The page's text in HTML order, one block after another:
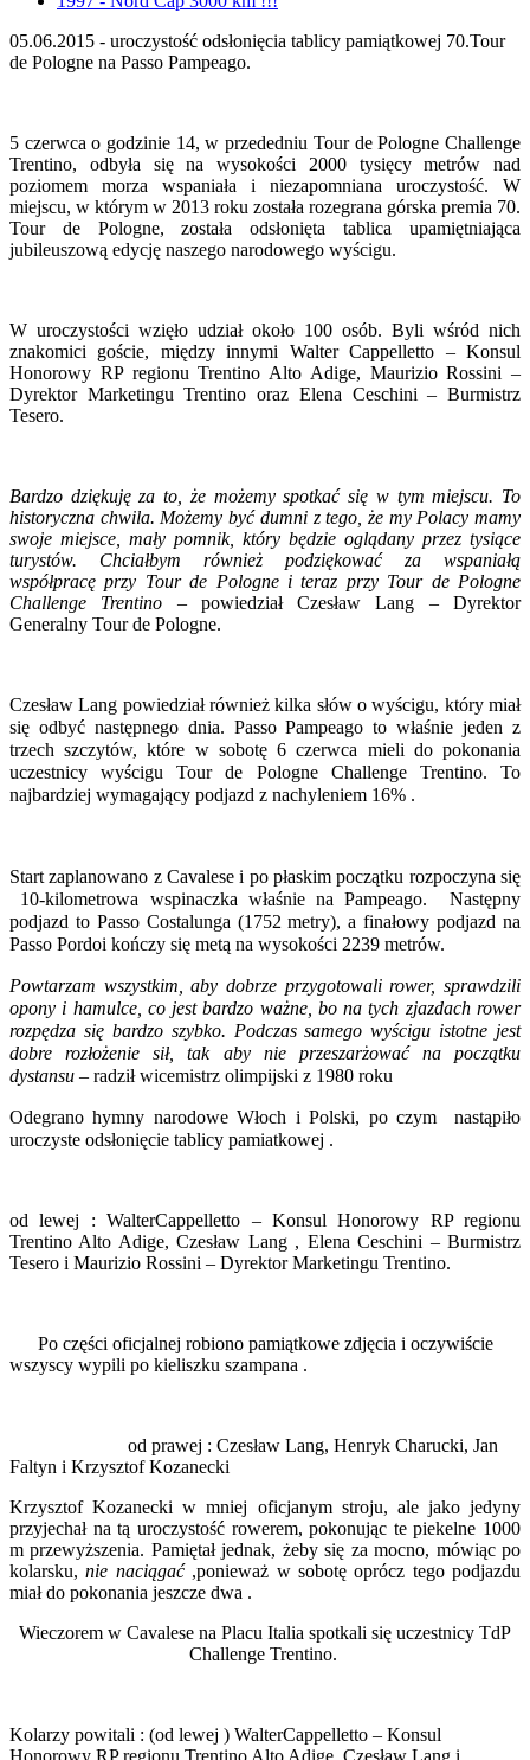
05.06.2015 - uroczystość odsłonięcia tablicy pamiątkowej 70.Tour
de Pologne na Passo Pampeago.
5 czerwca o godzinie 14, w przededniu Tour de Pologne Challenge
Trentino, odbyła się na wysokości 2000 tysięcy metrów nad
poziomem morza wspaniała i niezapomniana uroczystość. W
miejscu, w którym w 2013 roku została rozegrana górska premia 70.
Tour de Pologne, została odsłonięta tablica upamiętniająca
jubileuszową edycję naszego narodowego wyścigu.
W uroczystości wzięło udział około 100 osób. Byli wśród nich
znakomici goście, między innymi Walter Cappelletto – Konsul
Honorowy RP regionu Trentino Alto Adige, Maurizio Rossini –
Dyrektor Marketingu Trentino oraz Elena Ceschini – Burmistrz
Tesero.
Bardzo dziękuję za to, że możemy spotkać się w tym miejscu. To
historyczna chwila. Możemy być dumni z tego, że my Polacy mamy
swoje miejsce, mały pomnik, który będzie oglądany przez tysiące
turystów. Chciałbym również podziękować za wspaniałą
współpracę przy Tour de Pologne i teraz przy Tour de Pologne
Challenge Trentino – powiedział Czesław Lang – Dyrektor
Generalny Tour de Pologne.
Czesław Lang powiedział również kilka słów o wyścigu, który miał
się odbyć następnego dnia. Passo Pampeago to właśnie jeden z
trzech szczytów, które w sobotę 6 czerwca mieli do pokonania
uczestnicy wyścigu Tour de Pologne Challenge Trentino. To
najbardziej wymagający podjazd z nachyleniem 16% .
Start zaplanowano z Cavalese i po płaskim początku rozpoczyna się
10-kilometrowa wspinaczka właśnie na Pampeago. Następny
podjazd to Passo Costalunga (1752 metry), a finałowy podjazd na
Passo Pordoi kończy się metą na wysokości 2239 metrów.
Powtarzam wszystkim, aby dobrze przygotowali rower, sprawdzili
opony i hamulce, co jest bardzo ważne, bo na tych zjazdach rower
rozpędza się bardzo szybko. Podczas samego wyścigu istotne jest
dobre rozłożenie sił, tak aby nie przeszarżować na początku
dystansu – radził wicemistrz olimpijski z 1980 roku
Odegrano hymny narodowe Włoch i Polski, po czym nastąpiło
uroczyste odsłonięcie tablicy pamiatkowej .
od lewej : WalterCappelletto – Konsul Honorowy RP regionu
Trentino Alto Adige, Czesław Lang , Elena Ceschini – Burmistrz
Tesero i Maurizio Rossini – Dyrektor Marketingu Trentino.
Po części oficjalnej robiono pamiątkowe zdjęcia i oczywiście
wszyscy wypili po kieliszku szampana .
od prawej : Czesław Lang, Henryk Charucki, Jan
Faltyn i Krzysztof Kozanecki
Krzysztof Kozanecki w mniej oficjanym stroju, ale jako jedyny
przyjechał na tą uroczystość rowerem, pokonując te piekelne 1000
m przewyższenia. Pamiętał jednak, żeby się za mocno, mówiąc po
kolarsku,nie naciągać,ponieważ w sobotę oprócz tego podjazdu
miał do pokonania jeszcze dwa .
Wieczorem w Cavalese na Placu Italia spotkali się uczestnicy TdP
Challenge Trentino.
Kolarzy powitali : (od lewej ) WalterCappelletto – Konsul
Honorowy RP regionu Trentino Alto Adige, Czesław Lang i